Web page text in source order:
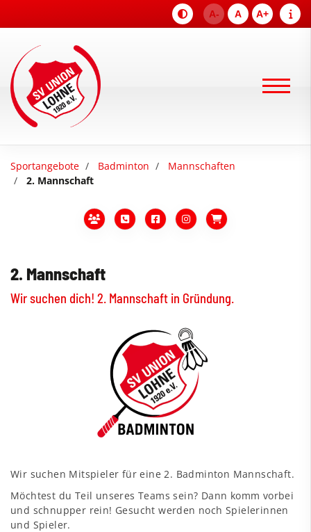
A- A A+
Sportangebote Badminton
Mannschaften
2. Mannschaft
2. Mannschaft
Wir suchen dich! 2. Mannschaft in Gründung.
Wir suchen Mitspieler für eine 2. Badminton Mannschaft.
Möchtest du Teil unseres Teams sein? Dann komm vorbei
und schnupper rein! Gesucht werden noch Spielerinnen
und Spieler.